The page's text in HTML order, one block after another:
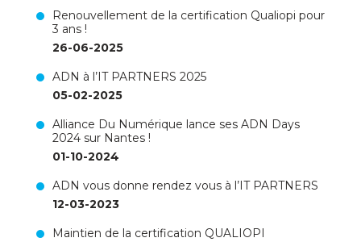
Renouvellement de la certification Qualiopi pour
3 ans !
26-06-2025
ADN à l’IT PARTNERS 2025
05-02-2025
Alliance Du Numérique lance ses ADN Days
2024 sur Nantes !
01-10-2024
ADN vous donne rendez vous à l’IT PARTNERS
12-03-2023
Maintien de la certification QUALIOPI